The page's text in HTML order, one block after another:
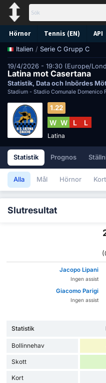
Hörnor Tennis (EN) API
Italien / Serie C Grupp C
19/4/2026 - 19:30 (Europe/
Latina mot Casertana
Statistik, Data och Inbördes
Stadium - Stadio Comunale Domenico
1.22
W W L L
Latina
Statistik Prognos
Alla Mål Hörnor Kort
Slutresultat
Jacopo Lipani
Ingen assist
Giacomo Parigi
Ingen assist
Statistik
Bollinnehav
Skott
Kort